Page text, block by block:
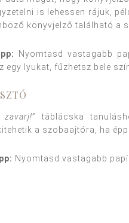
is lehessen rájuk,
könyvjelző található a
Nyomtasd vastagabb
egy lyukat, fűzhetsz bele
zavarj!” táblácska
a szobaajtóra, ha
Nyomtasd vastagabb